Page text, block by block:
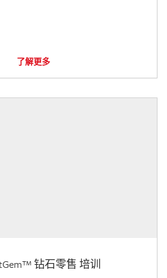
了解更多
钻石零售 培训